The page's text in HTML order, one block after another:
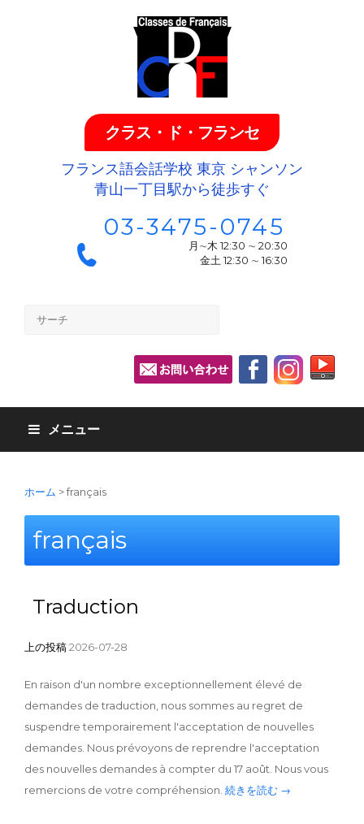
クラス・ド・フランセ
フランス語会話学校 東京 シャンソン
青山一丁目駅から徒歩すぐ
03-3475-0745
月∼木 12:30 ∼ 20:30
金土 12:30 ∼ 16:30
メニュー
ホーム >français
français
Traduction
上の投稿2026-07-28
En raison d'un nombre exceptionnellement élevé de
demandes de traduction, nous sommes au regret de
suspendre temporairement l'acceptation de nouvelles
demandes. Nous prévoyons de reprendre l'acceptation
des nouvelles demandes à compter du 17 août. Nous vous
remercions de votre compréhension. 続きを読む →